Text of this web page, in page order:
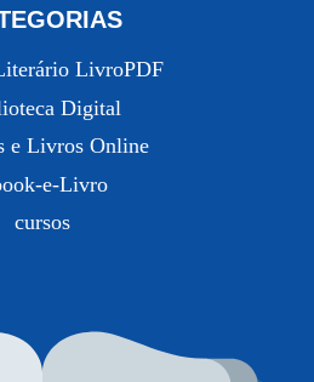
LivroPDF
Digital
e Livros Online
e-Livro
cursos